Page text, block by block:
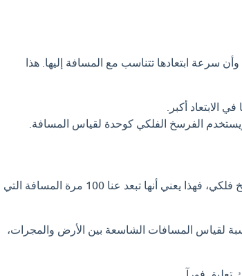
سرعة ابتعادها تتناسب مع المسافة إليها. هذا
الابتعاد أكبر.
الفرسخ الفلكي كوحدة لقياس المسافة.
إذا قيل أن مجرة معينة تبعد عنا 100 فرسخ فلكي، فهذا يعني أنها تبعد عنا 100 مرة المسافة التي
لقياس المسافات الشاسعة بين الأرض والمجرات،